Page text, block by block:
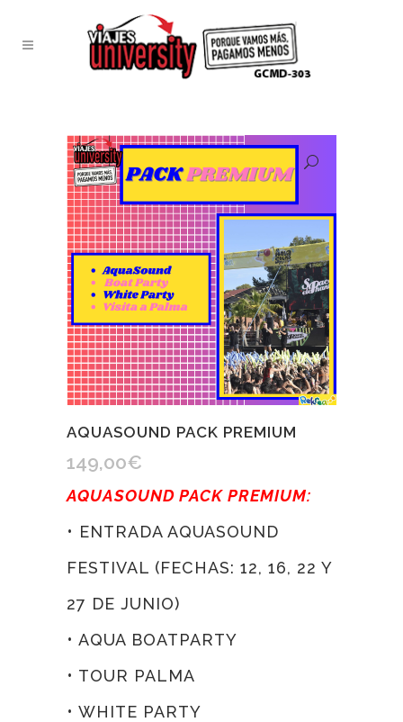
AQUASOUND PACK PREMIUM
149,00€
AQUASOUND PACK PREMIUM:
• ENTRADA AQUASOUND
FESTIVAL (FECHAS: 12, 16, 22 Y
27 DE JUNIO)
• AQUA BOATPARTY
• TOUR PALMA
• WHITE PARTY